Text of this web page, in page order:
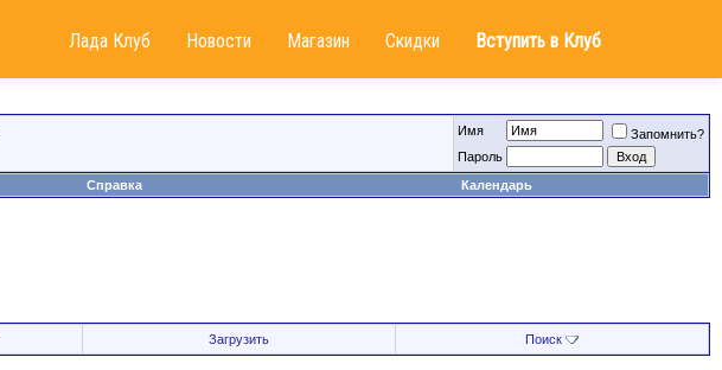
Лада Клуб Новости Магазин Скидки Вступить в Клуб
Имя
Запомнить?
Пароль
Справка Календарь
Загрузить Поиск